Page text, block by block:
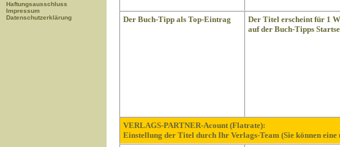
Haftungsausschluss
Impressum
Datenschutzerklärung
Der Buch-Tipp als Top-Eintrag
Der Titel erscheint für 1
auf der Buch-Tipps
VERLAGS-PARTNER-Acount (Flatrate):
Einstellung der Titel durch Ihr Verlags-Team (Sie können eine